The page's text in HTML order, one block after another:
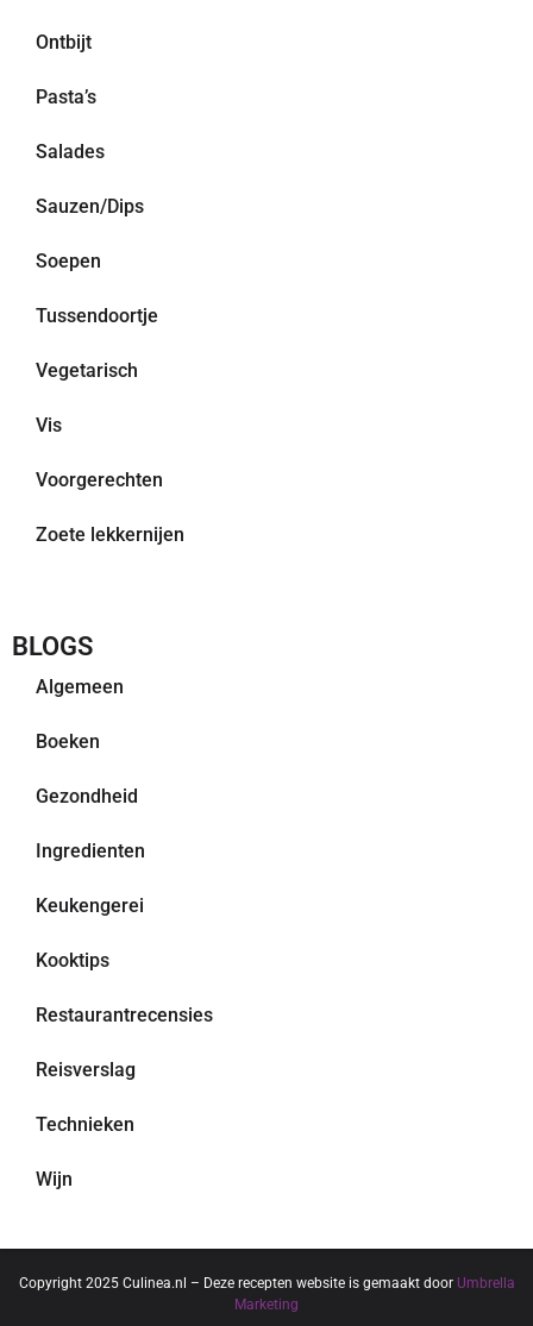
Ontbijt
Pasta’s
Salades
Sauzen/Dips
Soepen
Tussendoortje
Vegetarisch
Vis
Voorgerechten
Zoete lekkernijen
BLOGS
Algemeen
Boeken
Gezondheid
Ingredienten
Keukengerei
Kooktips
Restaurantrecensies
Reisverslag
Technieken
Wijn
Copyright 2025 Culinea.nl – Deze recepten website is gemaakt door Umbrella
Marketing